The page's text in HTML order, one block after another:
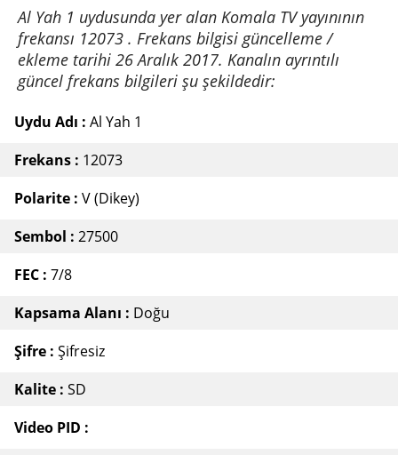
Al Yah 1 uydusunda yer alan Komala TV yayınının
frekansı 12073 . Frekans bilgisi güncelleme /
ekleme tarihi 26 Aralık 2017. Kanalın ayrıntılı
güncel frekans bilgileri şu şekildedir:
Uydu Adı : Al Yah 1
Frekans : 12073
Polarite : V (Dikey)
Sembol : 27500
FEC : 7/8
Kapsama Alanı : Doğu
Şifre : Şifresiz
Kalite : SD
Video PID :